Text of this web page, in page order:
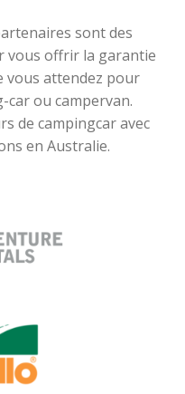
sont des
vous offrir la garantie
vous attendez pour
car ou campervan.
de campingcar avec
en Australie.